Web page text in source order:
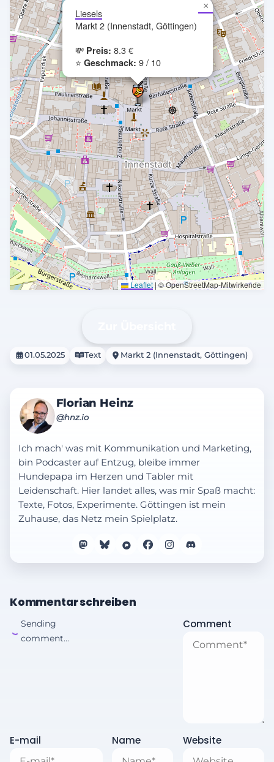
Liesels
Markt 2 (Innenstadt, Göttingen)
💸 Preis: 8.3 €
⭐ Geschmack: 9 / 10
×
Leaflet |© OpenStreetMap-Mitwirkende
01.05.2025 Text Markt 2 (Innenstadt, Göttingen)
Florian Heinz
@hnz.io
Ich mach' was mit Kommunikation und Marketing,
bin Podcaster auf Entzug, bleibe immer
Hundepapa im Herzen und Tabler mit
Leidenschaft. Hier landet alles, was mir Spaß macht:
Texte, Fotos, Experimente. Göttingen ist mein
Zuhause, das Netz mein Spielplatz.
Kommentar schreiben
Sending
comment...
Comment
E-mail Name Website